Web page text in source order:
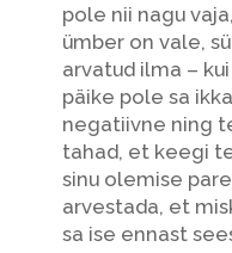
pole nii nagu
ümber on vale,
arvatud ilma –
päike pole sa
negatiivne ning
tahad, et keegi
sinu olemise
arvestada, et
sa ise ennast